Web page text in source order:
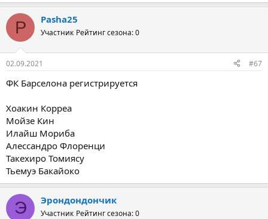
P Pasha25
Участник Рейтинг сезона: 0
02.09.2021 #67
ФК Барселона регистрируется
Хоакин Корреа
Мойзе Кин
Илайш Мориба
Алессандро Флоренци
Такехиро Томиясу
Тьемуэ Бакайоко
Э Эрондондончик
Участник Рейтинг сезона: 0